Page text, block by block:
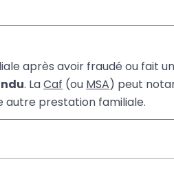
après avoir fraudé ou fait
. LaCaf (ou MSA) peut
autre prestation familiale.